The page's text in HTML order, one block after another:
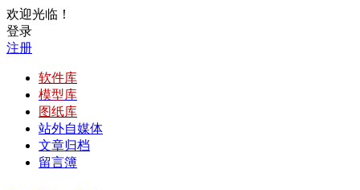
欢迎光临！
登录
注册
软件库
模型库
图纸库
站外自媒体
文章归档
留言簿